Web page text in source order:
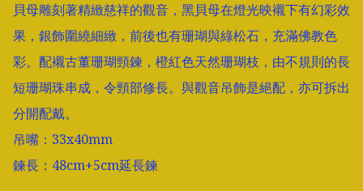
貝母雕刻著精緻慈祥的觀音，黑貝母在燈光映襯下有幻彩效
果，銀飾圍繞細緻，前後也有珊瑚與綠松石，充滿佛教色
彩。配襯古董珊瑚頸鍊，橙紅色天然珊瑚枝，由不規則的長
短珊瑚珠串成，令頸部修長。與觀音吊飾是絕配，亦可拆出
分開配戴。
吊嘴：33x40mm
鍊長：48cm+5cm延長鍊